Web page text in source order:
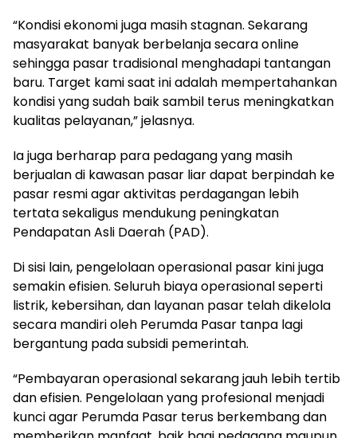
“Kondisi ekonomi juga masih stagnan. Sekarang
masyarakat banyak berbelanja secara online
sehingga pasar tradisional menghadapi tantangan
baru. Target kami saat ini adalah mempertahankan
kondisi yang sudah baik sambil terus meningkatkan
kualitas pelayanan,” jelasnya.
Ia juga berharap para pedagang yang masih
berjualan di kawasan pasar liar dapat berpindah ke
pasar resmi agar aktivitas perdagangan lebih
tertata sekaligus mendukung peningkatan
Pendapatan Asli Daerah (PAD).
Di sisi lain, pengelolaan operasional pasar kini juga
semakin efisien. Seluruh biaya operasional seperti
listrik, kebersihan, dan layanan pasar telah dikelola
secara mandiri oleh Perumda Pasar tanpa lagi
bergantung pada subsidi pemerintah.
“Pembayaran operasional sekarang jauh lebih tertib
dan efisien. Pengelolaan yang profesional menjadi
kunci agar Perumda Pasar terus berkembang dan